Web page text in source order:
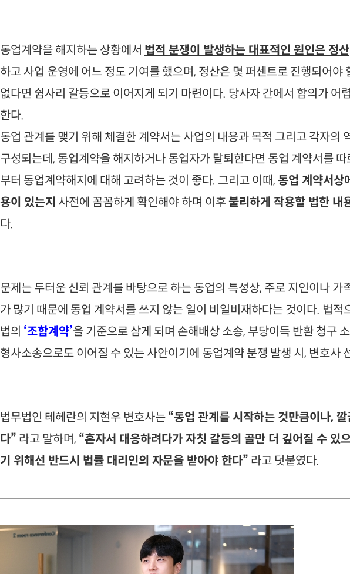
동업계약을 해지하는 상황에서 법적 분쟁이 발생하는 대표적인 원인은 정산
하고 사업 운영에 어느 정도 기여를 했으며, 정산은 몇 퍼센트로 진행되어야
없다면 쉽사리 갈등으로 이어지게 되기 마련이다. 당사자 간에서 합의가 어
한다.
동업 관계를 맺기 위해 체결한 계약서는 사업의 내용과 목적 그리고 각자의
구성되는데, 동업계약을 해지하거나 동업자가 탈퇴한다면 동업 계약서를
부터 동업계약해지에 대해 고려하는 것이 좋다. 그리고 이때, 동업 계약서상
용이 있는지 사전에 꼼꼼하게 확인해야 하며 이후불리하게 작용할 법한 내
다.
문제는 두터운 신뢰 관계를 바탕으로 하는 동업의 특성상, 주로 지인이나 가
가 많기 때문에 동업 계약서를 쓰지 않는 일이 비일비재하다는 것이다. 법적
법의 ‘조합계약’을 기준으로 삼게 되며 손해배상 소송, 부당이득 반환 청구
형사소송으로도 이어질 수 있는 사안이기에 동업계약 분쟁 발생 시, 변호사
법무법인 테헤란의 지현우 변호사는 “동업 관계를 시작하는 것만큼이나,
다” 라고 말하며, “혼자서 대응하려다가 자칫 갈등의 골만 더 깊어질 수 있
기 위해선 반드시 법률 대리인의 자문을 받아야 한다” 라고 덧붙였다.